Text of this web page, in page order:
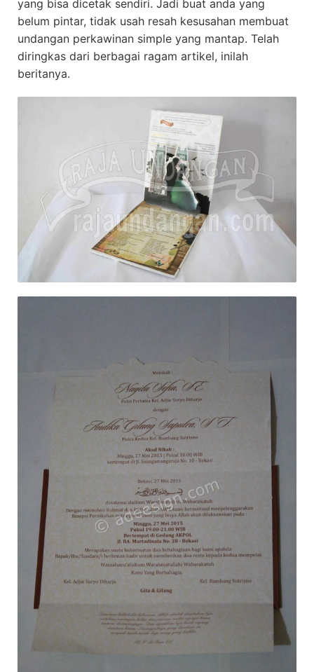
yang bisa dicetak sendiri. Jadi buat anda yang
belum pintar, tidak usah resah kesusahan membuat
undangan perkawinan simple yang mantap. Telah
diringkas dari berbagai ragam artikel, inilah
beritanya.